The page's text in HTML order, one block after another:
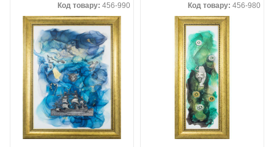
Код товару: 456-990 Код товару: 456-980